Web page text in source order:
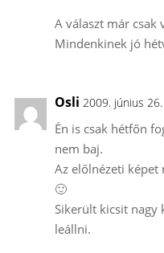
A választ már csak
Mindenkinek jó
Osli 2009. június
Én is csak hétfőn
nem baj.
Az előlnézeti
🙂
Sikerült kicsit
leállni.